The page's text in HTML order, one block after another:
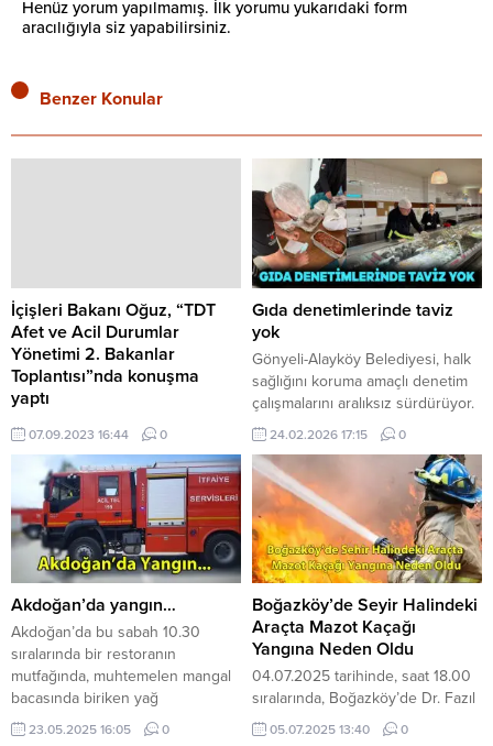
Henüz yorum yapılmamış. İlk yorumu yukarıdaki form
aracılığıyla siz yapabilirsiniz.
Benzer Konular
İçişleri Bakanı Oğuz, “TDT
Afet ve Acil Durumlar
Yönetimi 2. Bakanlar
Toplantısı”nda konuşma
yaptı
İçişleri Bakanı Dursun Oğuz, Türk
Devletler Teşkilatı (TDT) Afet ve
Acil Durumlar Yönetimi 2.
Bakanlar Toplantısı’nda konuşma
yaptı. Bakanlıktan verilen bilgiye
göre, Oğuz yaptığı konuşmada,
toplantıya ev sahipliği yapan
Azerbaycan Devleti Olağanüstü
Haller Bakanı Kemaleddin
Haydarov’a, Genel Sekreter
Büyükelçi Kubanıçbek
Ömüraliyev ile Türk Devletleri
Teşkilatı Sekreteryası’na teşekkür
etti. KKTC’de meydana...
07.09.2023 16:44 0
Gıda denetimlerinde taviz
yok
Gönyeli-Alayköy Belediyesi, halk
sağlığını koruma amaçlı denetim
çalışmalarını aralıksız sürdürüyor.
Yapılan kontrollerde özellikle
işletmelerin hijyen şartları,
gıdaların saklama koşulları, son
kullanma tarihleri, personel
hijyeni, sağlık karneleri, iş yeri
izinleri ve faaliyet uygunluklarının
titizlikle incelendiği belirtildi.
Mevzuata aykırı durum tespit
edilen işletmelere gerekli yasal
işlemler uygulanırken,
eksikliklerin giderilmesi için
işletmelere belirli...
24.02.2026 17:15 0
Akdoğan’da yangın…
Akdoğan’da bu sabah 10.30
sıralarında bir restoranın
mutfağında, muhtemelen mangal
bacasında biriken yağ
kalıntılarının ısınıp alevlenmesi
23.05.2025 16:05 0
Boğazköy’de Seyir Halindeki
Araçta Mazot Kaçağı
Yangına Neden Oldu
04.07.2025 tarihinde, saat 18.00
sıralarında, Boğazköy’de Dr. Fazıl
Küçük Caddesi üzerinde seyir
05.07.2025 13:40 0